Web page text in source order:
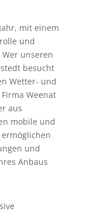
mit einem
und
unseren
besucht
Wetter- und
Weenat
aus
mobile und
und
Anbaus